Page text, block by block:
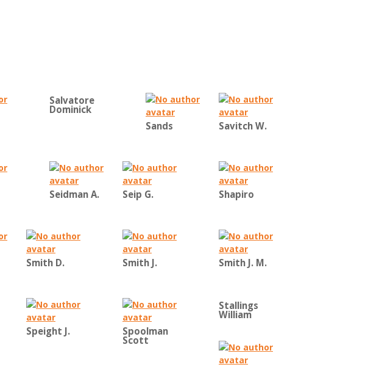
Salvatore
Dominick
Sands
Savitch W.
Seidman A. Seip G. Shapiro
Smith D. Smith J. Smith J. M.
Speight J. Spoolman
Scott
Stallings
William